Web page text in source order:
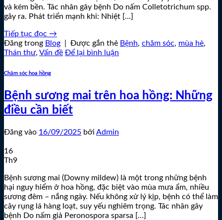
và kém bền. Tác nhân gây bệnh Do nấm Colletotrichum spp.
gây ra. Phát triển mạnh khi: Nhiệt […]
Tiếp tục đọc →
Đăng trong Blog Được gắn thẻ Bệnh, chăm sóc, mùa hè,
Thán thư, Vấn đề Để lại bình luận
Chăm sóc hoa hồng
Bệnh sương mai trên hoa hồng: Những
điều cần biết
Đăng vào 16/09/2025 bởi Admin
16
Th9
Bệnh sương mai (Downy mildew) là một trong những bệnh
hại nguy hiểm ở hoa hồng, đặc biệt vào mùa mưa ẩm, nhiều
sương đêm – nắng ngày. Nếu không xử lý kịp, bệnh có thể làm
cây rụng lá hàng loạt, suy yếu nghiêm trọng. Tác nhân gây
bệnh Do nấm giả Peronospora sparsa […]